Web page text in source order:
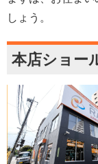
しょう。
本店ショー